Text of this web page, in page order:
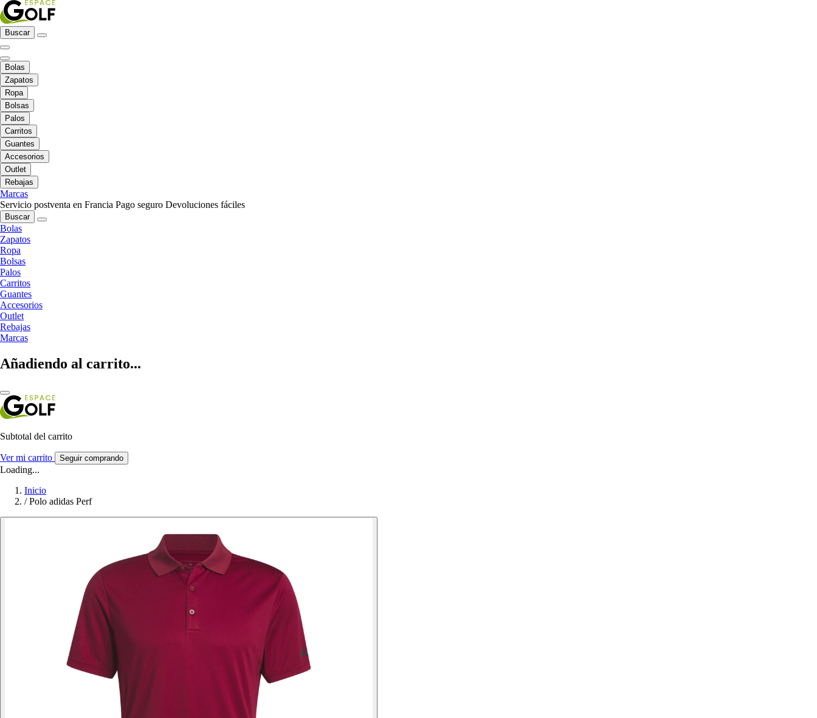
Buscar
Bolas
Zapatos
Ropa
Bolsas
Palos
Carritos
Guantes
Accesorios
Outlet
Rebajas
Marcas
Servicio postventa en Francia Pago seguro Devoluciones fáciles
Buscar
Bolas
Zapatos
Ropa
Bolsas
Palos
Carritos
Guantes
Accesorios
Outlet
Rebajas
Marcas
Añadiendo al carrito...
Subtotal del carrito
Ver mi carrito Seguir comprando
Loading...
Inicio
/ Polo adidas Perf